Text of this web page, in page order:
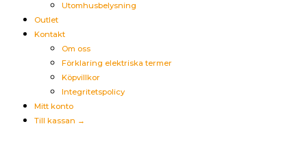
Utomhusbelysning
Outlet
Kontakt
Om oss
Förklaring elektriska termer
Köpvillkor
Integritetspolicy
Mitt konto
Till kassan →